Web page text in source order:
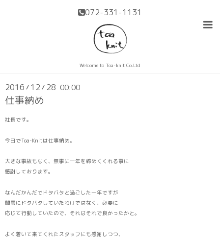
072-331-1131
Welcome to Toa-knit Co.Ltd
2016 / 12 / 28 00:00
仕事納め
社長です。
今日でToa-Knitは仕事納め。
大きな事故もなく、無事に一年を締めくくれる事に
感謝しております。
なんだかんだでドタバタと過ごした一年ですが
闇雲にドタバタしていたわけではなく、必要に
応じて行動していたので、それはそれで良かったかと。
よく着いて来てくれたスタッフにも感謝しつつ、